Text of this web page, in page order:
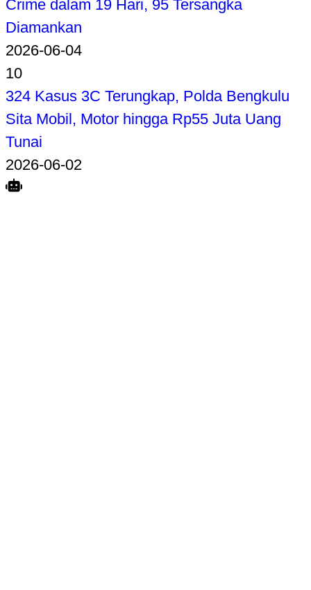
Crime dalam 19 Hari, 95 Tersangka
Diamankan
2026-06-04
10
324 Kasus 3C Terungkap, Polda Bengkulu
Sita Mobil, Motor hingga Rp55 Juta Uang
Tunai
2026-06-02